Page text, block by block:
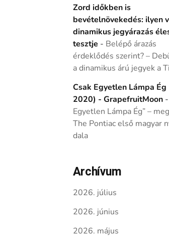
Zord időkben is
bevételnövekedés: ilyen
dinamikus jegyárazás
tesztje - Belépő árazás
érdeklődés szerint? –
a dinamikus árú jegyek a
Csak Egyetlen Lámpa
2020) - GrapefruitMoon-
Egyetlen Lámpa Ég” –
The Pontiac első magyar
dala
Archívum
2026. július
2026. június
2026. május